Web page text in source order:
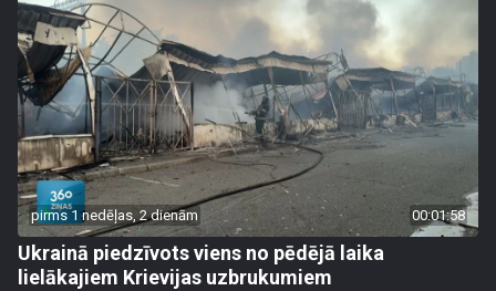
pirms 1 nedēļas, 2 dienām 00:01:58
Ukrainā piedzīvots viens no pēdējā laika
lielākajiem Krievijas uzbrukumiem